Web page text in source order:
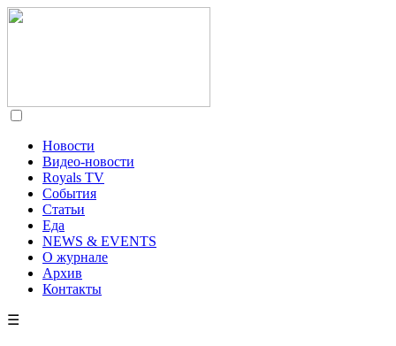
Новости
Видео-новости
Royals TV
События
Статьи
Еда
NEWS & EVENTS
О журнале
Архив
Контакты
☰